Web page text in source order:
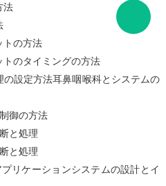
法
トの方法
トのタイミングの方法
設定方法耳鼻咽喉科とシステムの
御の方法
と処理
と処理
リケーションシステムの設計とイ